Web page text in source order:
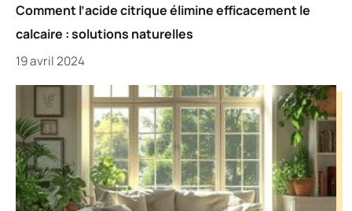
Comment l’acide citrique élimine efficacement le
calcaire : solutions naturelles
19 avril 2024